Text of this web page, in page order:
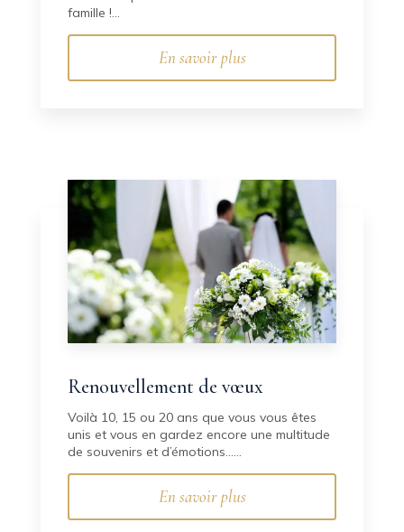
famille !...
En savoir plus
Renouvellement de vœux
Voilà 10, 15 ou 20 ans que vous vous êtes
unis et vous en gardez encore une multitude
de souvenirs et d’émotions......
En savoir plus